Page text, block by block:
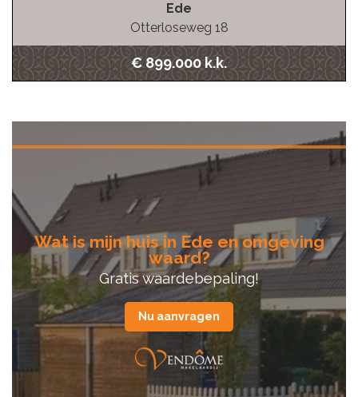
Ede
Otterloseweg 18
€ 899.000 k.k.
Wat is mijn huis in Ede en omgeving
waard?
Gratis waardebepaling!
Nu aanvragen